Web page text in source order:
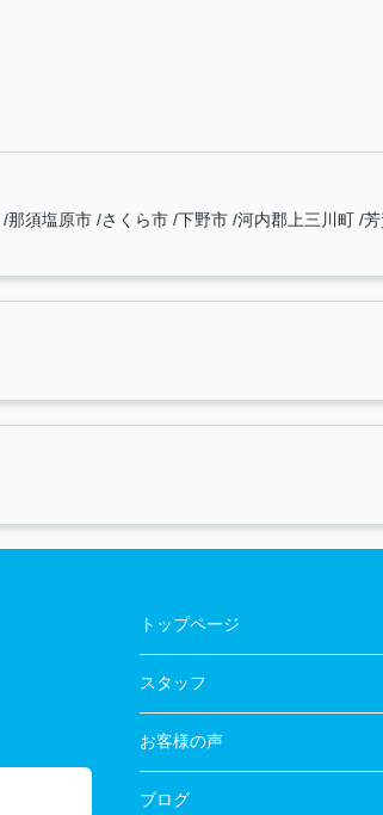
那須塩原市 さくら市 下野市 河内郡上三川町
トップページ
スタッフ
お客様の声
ブログ